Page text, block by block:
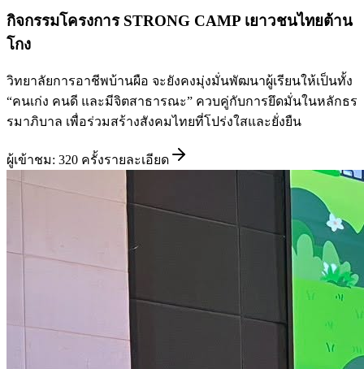
กิจกรรมโครงการ STRONG CAMP เยาวชนไทยต้าน
โกง
วิทยาลัยการอาชีพบ้านผือ จะยังคงมุ่งมั่นพัฒนาผู้เรียนให้เป็นทั้ง
“คนเก่ง คนดี และมีจิตสาธารณะ” ควบคู่กับการยึดมั่นในหลักธร
รมาภิบาล เพื่อร่วมสร้างสังคมไทยที่โปร่งใสและยั่งยืน
ผู้เข้าชม: 320 ครั้งรายละเอียด